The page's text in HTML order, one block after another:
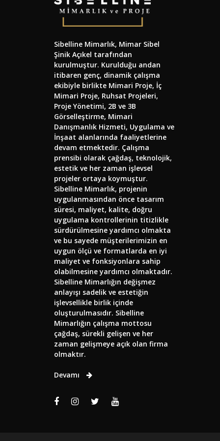
Sibelline Mimarlık, Mimar Sibel
Şinik Açıkel tarafından
kurulmuştur. Kurulduğu andan
itibaren genç, dinamik çalışma
ekibiyle birlikte Mimari Proje, İç
Mimari Proje, Ruhsat Projeleri,
Proje Yönetimi, 2B ve 3B
Görselleştirme, Mimari
Danışmanlık Hizmeti, Uygulama ve
İnşaat alanlarında faaliyetlerine
devam etmektedir. Çalışma
prensibi olarak çağdaş, teknolojik,
estetik ve her zaman işlevsel
projeler ortaya koymuştur.
Sibelline Mimarlık, projenin
uygulanmasından önce tasarım
süresi, maliyet, kalite, doğru
uygulama kontrollerinin titizlikle
sürdürülmesine yardımcı olmakta
ve bu sayede müşterilerimizin en
uygun ölçü ve formatlarda en iyi
maliyet ve fonksiyonlara sahip
olabilmesine yardımcı olmaktadır.
Sibelline Mimarlığın değişmez
anlayışı sadelik ve estetiğin
işlevsellikle birlik içinde
oluşturulmasıdır. Sibelline
Mimarlığın çalışma mottosu
çağdaş, sürekli gelişen ve her
zaman gelişmeye açık olan firma
olmaktır.
Devamı